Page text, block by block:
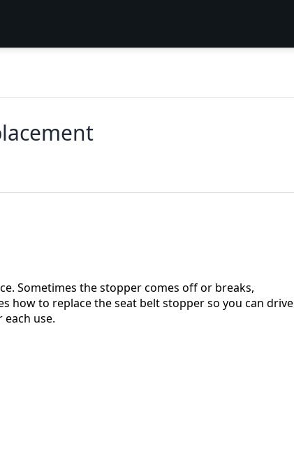
Sometimes the stopper comes off or breaks,
how to replace the seat belt stopper so you can drive
use.